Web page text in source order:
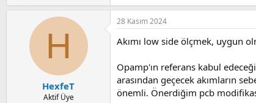
H
HexfeT
Aktif Üye
28 Kasım 2024
Akımı low side ölçmek, uygun
Opamp'ın referans kabul
arasından geçecek akımların
önemli. Önerdiğim pcb